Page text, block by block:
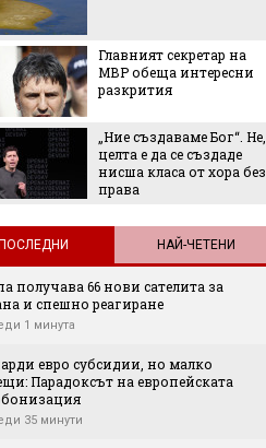
Главният секретар на
МВР обеща интересни
разкрития
„Ние създаваме Бог“. Не,
целта е да се създаде
нисша класа от хора без
права
НАЙ-ЧЕТЕНИ
получава 66 нови сателита за
и спешно реагиране
1 минута
евро субсидии, но малко
Парадоксът на европейската
35 минути